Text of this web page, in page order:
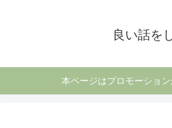
良い話を
本ページはプロモーション